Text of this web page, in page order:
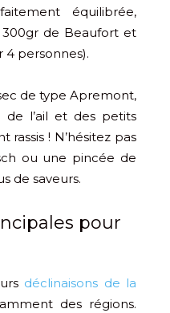
équilibrée,
de Beaufort et
4 personnes).
de type Apremont,
l’ail et des petits
! N’hésitez pas
ou une pincée de
de saveurs.
pour
déclinaisons de la
des régions.